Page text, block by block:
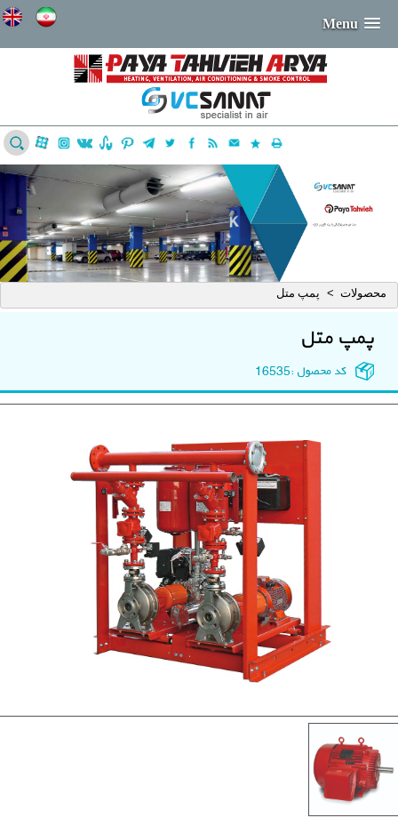
Menu
محصولات > پمپ متل
پمپ متل
کد محصول :16535